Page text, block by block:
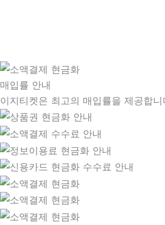
매입률 안내
이지티켓은 최고의 매입률을 제공합니